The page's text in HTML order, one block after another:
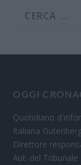
OGGI
Quotidiano
Italiana
Direttore
Aut. del